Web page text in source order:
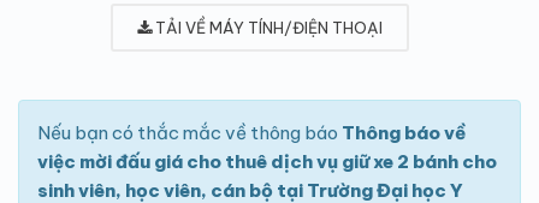
TẢI VỀ MÁY TÍNH/ĐIỆN THOẠI
Nếu bạn có thắc mắc về thông báo Thông báo về
việc mời đấu giá cho thuê dịch vụ giữ xe 2 bánh cho
sinh viên, học viên, cán bộ tại Trường Đại học Y